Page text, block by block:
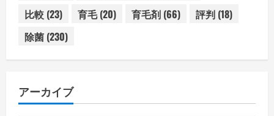
比較 (23) 育毛(20) 育毛剤 (66) 評判 (18)
除菌 (230)
アーカイブ